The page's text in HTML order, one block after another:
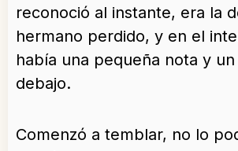
reconoció al instante, era la
hermano perdido, y en el
había una pequeña nota y
debajo.
Comenzó a temblar, no lo